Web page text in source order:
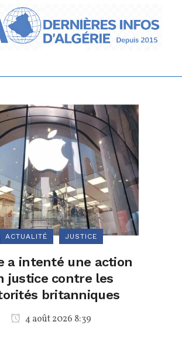
ACTUALITÉ JUSTICE
a intenté une action
justice contre les
britanniques
4 août 2026 8:39